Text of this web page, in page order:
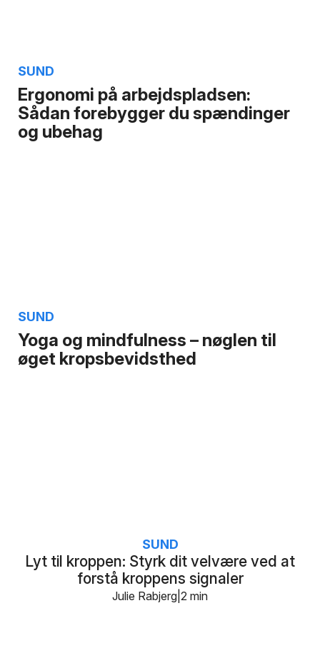
Ergonomi på arbejdspladsen:
Sådan forebygger du spændinger
og ubehag
SUND
Yoga og mindfulness – nøglen til
øget kropsbevidsthed
SUND
Lyt til kroppen: Styrk dit velvære ved at
forstå kroppens signaler
SUND
2 min
Julie Rabjerg